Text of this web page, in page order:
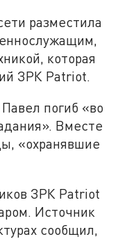
разместила
которая
ЗРК Patriot.
погиб «во
Вместе
«охранявшие
ЗРК Patriot
Источник
сообщил,